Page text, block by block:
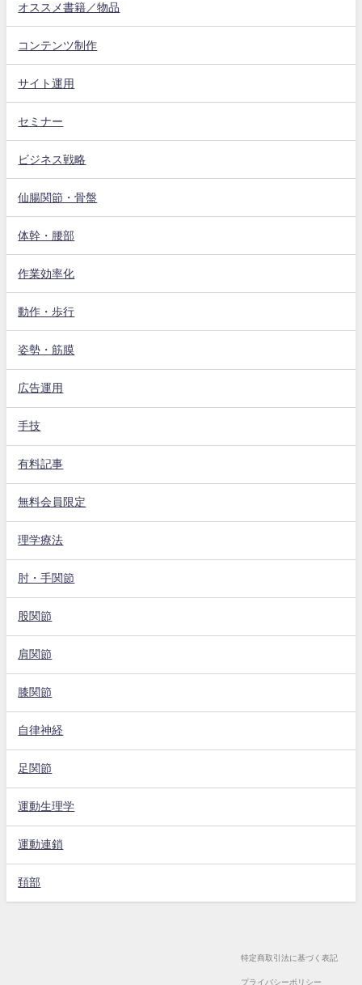
オススメ書籍／物品
コンテンツ制作
サイト運用
セミナー
ビジネス戦略
仙腸関節・骨盤
体幹・腰部
作業効率化
動作・歩行
姿勢・筋膜
広告運用
手技
有料記事
無料会員限定
理学療法
肘・手関節
股関節
肩関節
膝関節
自律神経
足関節
運動生理学
運動連鎖
頚部
特定商取引法に基づく表記
プライバシーポリシー